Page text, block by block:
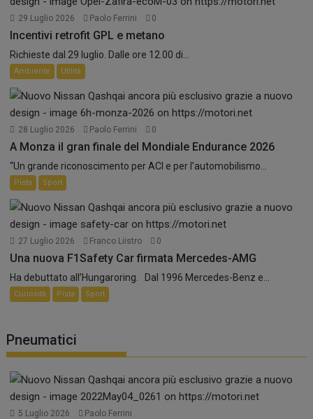
29 Luglio 2026 Paolo Ferrini 0
Incentivi retrofit GPL e metano
Richieste dal 29 luglio. Dalle ore 12.00 di...
Ambiente Utilità
28 Luglio 2026 Paolo Ferrini 0
A Monza il gran finale del Mondiale Endurance 2026
“Un grande riconoscimento per ACI e per l’automobilismo...
Pista Sport
27 Luglio 2026 Franco Liistro 0
Una nuova F1Safety Car firmata Mercedes-AMG
Ha debuttato all’Hungaroring. Dal 1996 Mercedes-Benz e...
Curiosità Pista Sport
Pneumatici
5 Luglio 2026 Paolo Ferrini